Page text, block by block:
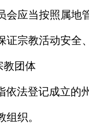
会应当按照属地
宗教活动安全
教团体
依法登记成立的
织。